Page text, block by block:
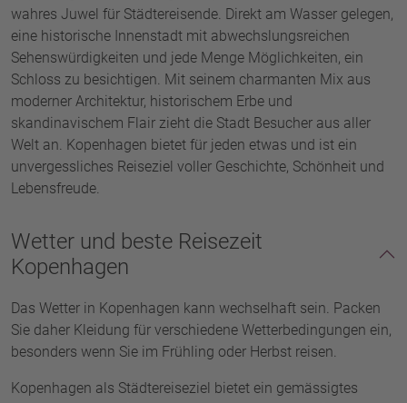
wahres Juwel für Städtereisende. Direkt am Wasser gelegen,
eine historische Innenstadt mit abwechslungsreichen
Sehenswürdigkeiten und jede Menge Möglichkeiten, ein
Schloss zu besichtigen. Mit seinem charmanten Mix aus
moderner Architektur, historischem Erbe und
skandinavischem Flair zieht die Stadt Besucher aus aller
Welt an. Kopenhagen bietet für jeden etwas und ist ein
unvergessliches Reiseziel voller Geschichte, Schönheit und
Lebensfreude.
Wetter und beste Reisezeit
Kopenhagen
Das Wetter in Kopenhagen kann wechselhaft sein. Packen
Sie daher Kleidung für verschiedene Wetterbedingungen ein,
besonders wenn Sie im Frühling oder Herbst reisen.
Kopenhagen als Städtereiseziel bietet ein gemässigtes